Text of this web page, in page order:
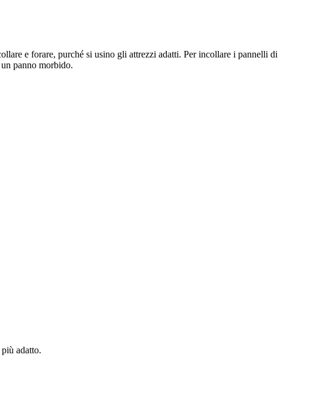
e forare, purché si usino gli attrezzi adatti. Per incollare i pannelli di
panno morbido.
adatto.